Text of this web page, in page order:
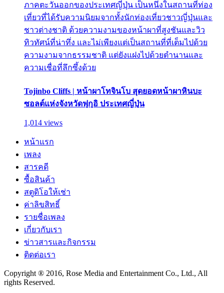
ภาคตะวันออกของประเทศญี่ปุ่น เป็นหนึ่งในสถานที่ท่อง
เที่ยวที่ได้รับความนิยมจากทั้งนักท่องเที่ยวชาวญี่ปุ่นและ
ชาวต่างชาติ ด้วยความงามของหน้าผาที่สูงชันและวิว
ทิวทัศน์ที่น่าทึ่ง และไม่เพียงแต่เป็นสถานที่ที่เต็มไปด้วย
ความงามจากธรรมชาติ แต่ยังแฝงไปด้วยตำนานและ
ความเชื่อที่ลึกซึ้งด้วย
Tojinbo Cliffs | หน้าผาโทจินโบ สุดยอดหน้าผาหินบะ
ซอลต์แห่งจังหวัดฟุกุอิ ประเทศญี่ปุ่น
1,014 views
หน้าแรก
เพลง
สารคดี
ซื้อสินค้า
สตูดิโอให้เช่า
ค่าลิขสิทธิ์
รายชื่อเพลง
เกี่ยวกับเรา
ข่าวสารและกิจกรรม
ติดต่อเรา
Copyright ® 2016, Rose Media and Entertainment Co., Ltd., All
rights Reserved.